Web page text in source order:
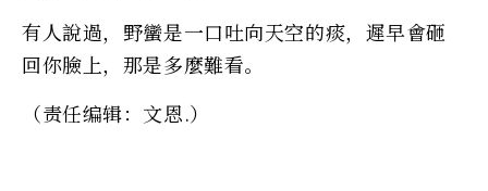
有人說過，野蠻是一口吐向天空的痰，遲早會砸
回你臉上，那是多麼難看。
（责任编辑：文恩.）